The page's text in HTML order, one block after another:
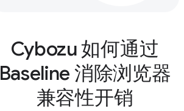
Cybozu 如何通过
Baseline 消除浏览器
兼容性开销